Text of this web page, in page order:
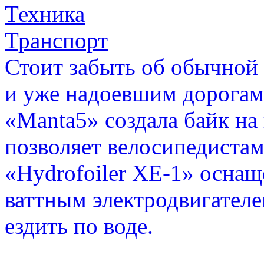
Техника
Транспорт
Стоит забыть об
и уже надоевшим
«Manta5» создала байк
позволяет
«Hydrofoiler XE-1»
ваттным
ездить по воде.